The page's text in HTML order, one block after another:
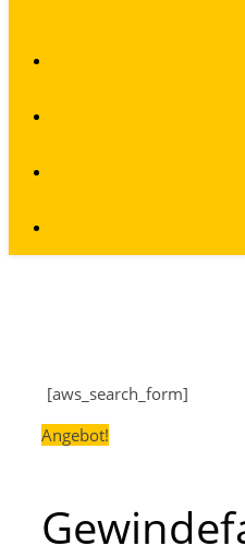
[aws_search_form]
Angebot!